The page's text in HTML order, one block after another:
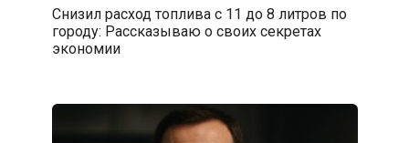
Снизил расход топлива с 11 до 8 литров по
городу: Рассказываю о своих секретах
экономии